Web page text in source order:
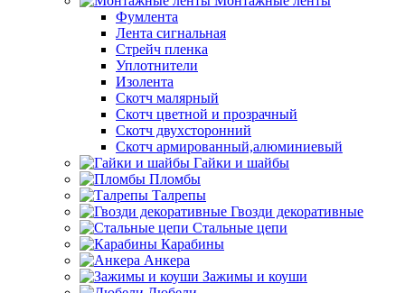
Фумлента
Лента сигнальная
Стрейч пленка
Уплотнители
Изолента
Скотч малярный
Скотч цветной и прозрачный
Скотч двухсторонний
Скотч армированный,алюминиевый
Гайки и шайбы
Пломбы
Талрепы
Гвозди декоративные
Стальные цепи
Карабины
Анкера
Зажимы и коуши